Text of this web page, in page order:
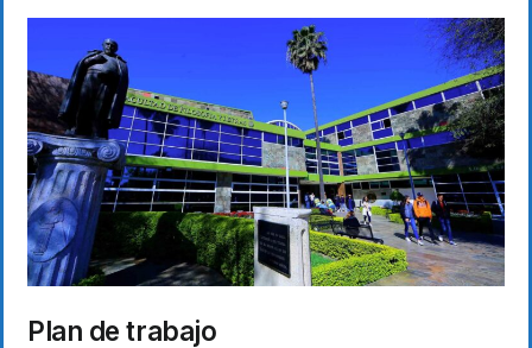
Plan de trabajo